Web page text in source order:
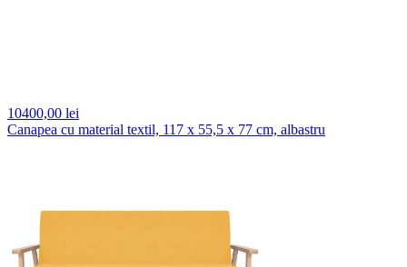
10400,00 lei
Canapea cu material textil, 117 x 55,5 x 77 cm, albastru